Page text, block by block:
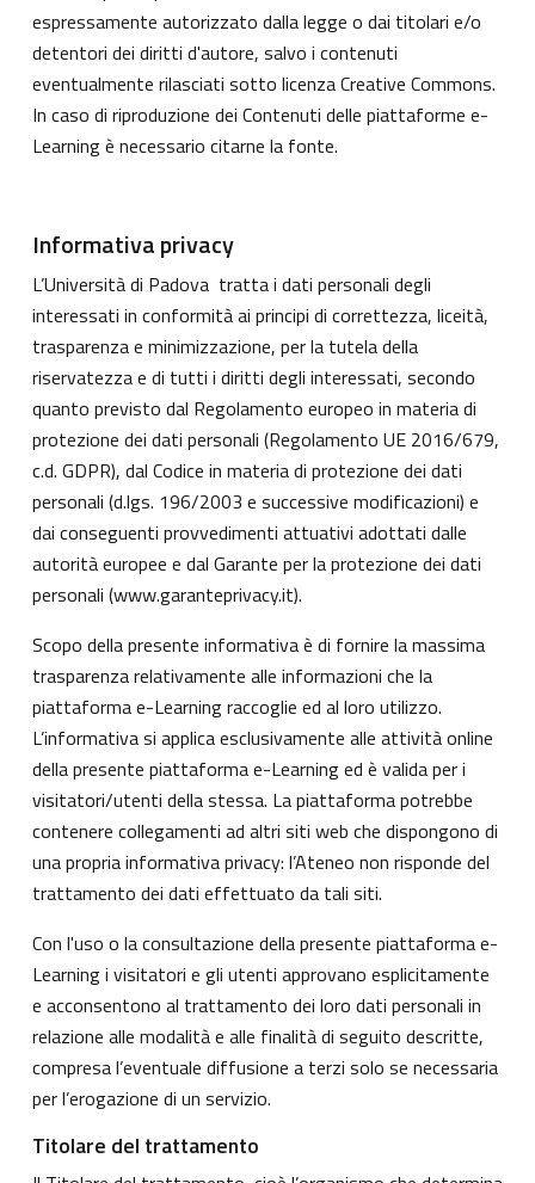
espressamente autorizzato dalla legge o dai titolari e/o
detentori dei diritti d'autore, salvo i contenuti
eventualmente rilasciati sotto licenza Creative Commons.
In caso di riproduzione dei Contenuti delle piattaforme e-
Learning è necessario citarne la fonte.
Informativa privacy
L’Università di Padova tratta i dati personali degli
interessati in conformità ai principi di correttezza, liceità,
trasparenza e minimizzazione, per la tutela della
riservatezza e di tutti i diritti degli interessati, secondo
quanto previsto dal Regolamento europeo in materia di
protezione dei dati personali (Regolamento UE 2016/679,
c.d. GDPR), dal Codice in materia di protezione dei dati
personali (d.lgs. 196/2003 e successive modificazioni) e
dai conseguenti provvedimenti attuativi adottati dalle
autorità europee e dal Garante per la protezione dei dati
personali (www.garanteprivacy.it).
Scopo della presente informativa è di fornire la massima
trasparenza relativamente alle informazioni che la
piattaforma e-Learning raccoglie ed al loro utilizzo.
L’informativa si applica esclusivamente alle attività online
della presente piattaforma e-Learning ed è valida per i
visitatori/utenti della stessa. La piattaforma potrebbe
contenere collegamenti ad altri siti web che dispongono di
una propria informativa privacy: l’Ateneo non risponde del
trattamento dei dati effettuato da tali siti.
Con l'uso o la consultazione della presente piattaforma e-
Learning i visitatori e gli utenti approvano esplicitamente
e acconsentono al trattamento dei loro dati personali in
relazione alle modalità e alle finalità di seguito descritte,
compresa l’eventuale diffusione a terzi solo se necessaria
per l’erogazione di un servizio.
Titolare del trattamento